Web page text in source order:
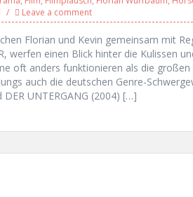
Leave a comment
Florian und Kevin gemeinsam mit
werfen einen Blick hinter die Kulissen
oft anders funktionieren als die
auch die deutschen Genre-
DER UNTERGANG (2004) […]